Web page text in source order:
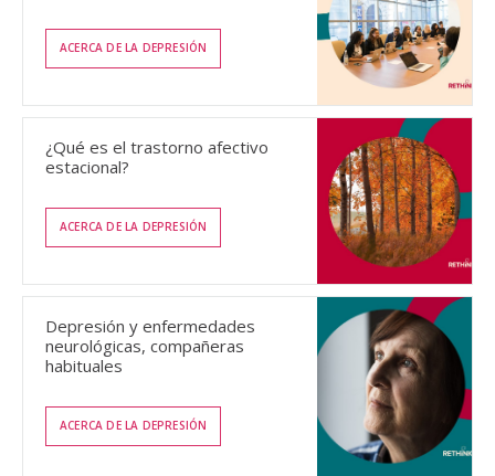
ACERCA DE LA DEPRESIÓN
¿Qué es el trastorno afectivo
estacional?
ACERCA DE LA DEPRESIÓN
Depresión y enfermedades
neurológicas, compañeras
habituales
ACERCA DE LA DEPRESIÓN